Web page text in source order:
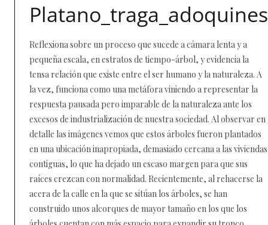
Platano_traga_adoquines
Reflexiona sobre un proceso que sucede a cámara lenta y a
pequeña escala, en estratos de tiempo-árbol, y evidencia la
tensa relación que existe entre el ser humano y la naturaleza. A
la vez, funciona como una metáfora viniendo a representar la
respuesta pausada pero imparable de la naturaleza ante los
excesos de industrialización de nuestra sociedad. Al observar en
detalle las imágenes vemos que estos árboles fueron plantados
en una ubicación inapropiada, demasiado cercana a las viviendas
contiguas, lo que ha dejado un escaso margen para que sus
raíces crezcan con normalidad. Recientemente, al rehacerse la
acera de la calle en la que se sitúan los árboles, se han
construido unos alcorques de mayor tamaño en los que los